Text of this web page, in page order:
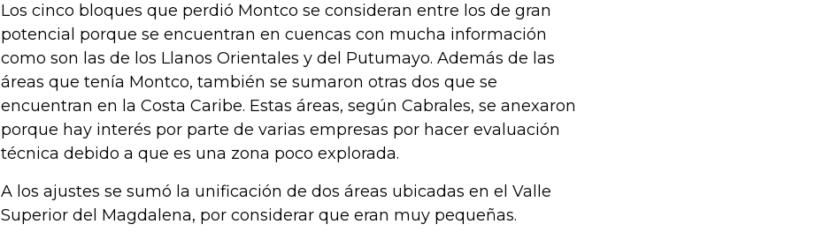
Los cinco bloques que perdió Montco se consideran entre los de gran
potencial porque se encuentran en cuencas con mucha información
como son las de los Llanos Orientales y del Putumayo. Además de las
áreas que tenía Montco, también se sumaron otras dos que se
encuentran en la Costa Caribe. Estas áreas, según Cabrales, se anexaron
porque hay interés por parte de varias empresas por hacer evaluación
técnica debido a que es una zona poco explorada.
A los ajustes se sumó la unificación de dos áreas ubicadas en el Valle
Superior del Magdalena, por considerar que eran muy pequeñas.